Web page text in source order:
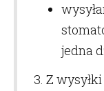
jedna
3. Z